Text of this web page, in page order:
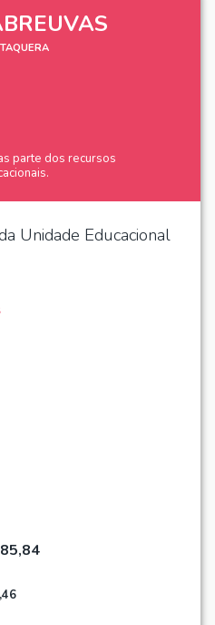
parte dos recursos
Unidade Educacional